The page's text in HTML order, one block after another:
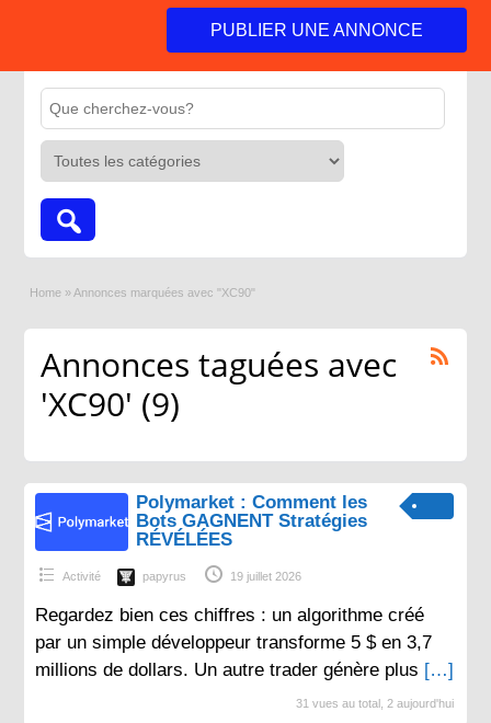
PUBLIER UNE ANNONCE
Home » Annonces marquées avec "XC90"
Annonces taguées avec
'XC90' (9)
Polymarket : Comment les
Bots GAGNENT Stratégies
RÉVÉLÉES
Activité papyrus 19 juillet 2026
Regardez bien ces chiffres : un algorithme créé
par un simple développeur transforme 5 $ en 3,7
millions de dollars. Un autre trader génère plus […]
31 vues au total, 2 aujourd'hui